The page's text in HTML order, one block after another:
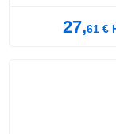
27,61€